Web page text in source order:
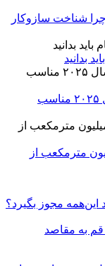
شناخت سازوکار
بدانید
آیا دوج‌کوین برای سرمایه‌گذاری در سال ۲۰۲۵ مناسب
مترمکعب از
این‌همه مجوز بگیرد؟
تنی قیر از قم به مقاصد